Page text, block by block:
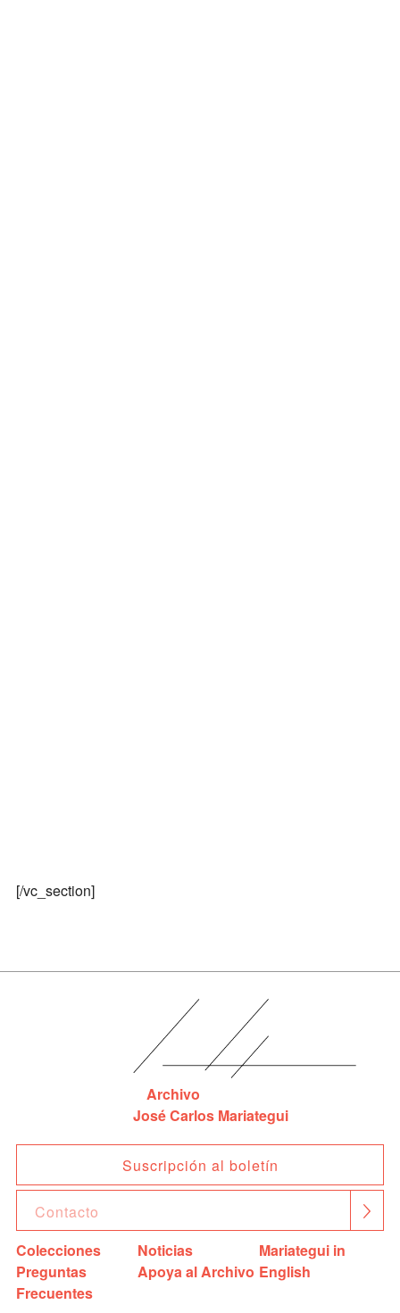
[/vc_section]
Archivo
José Carlos Mariategui
Suscripción al boletín
Colecciones
Preguntas
Frecuentes
Noticias
Apoya al Archivo
Mariategui in
English